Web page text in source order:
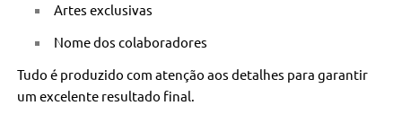
Artes exclusivas
Nome dos colaboradores
Tudo é produzido com atenção aos detalhes para garantir
um excelente resultado final.